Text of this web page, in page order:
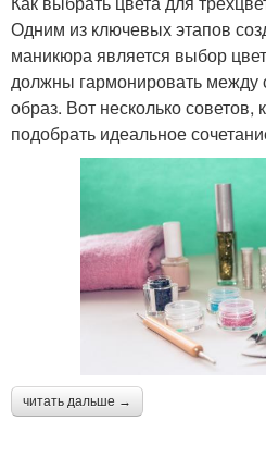
Одним из ключевых этапов
маникюра является выбор
должны гармонировать между
образ. Вот несколько советов,
подобрать идеальное
читать дальше →